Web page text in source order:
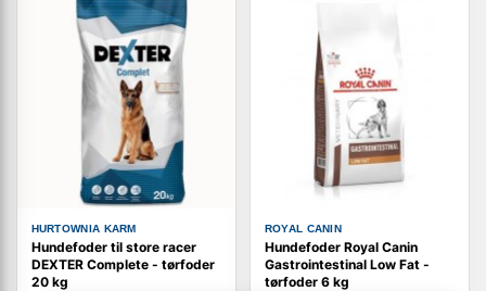
HURTOWNIA KARM
Hundefoder til store racer
DEXTER Complete - tørfoder
20 kg
ROYAL CANIN
Hundefoder Royal Canin
Gastrointestinal Low Fat -
tørfoder 6 kg